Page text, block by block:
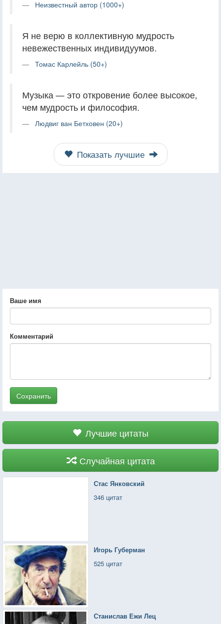
Неизвестный автор (1000+)
Я не верю в коллективную мудрость
невежественных индивидуумов.
Томас Карлейль (50+)
Музыка — это откровение более высокое,
чем мудрость и философия.
Людвиг ван Бетховен (20+)
Показать лучшие
Ваше имя
Комментарий
Сохранить
Лучшие цитаты
Случайная цитата
Стас Янковский
346 цитат
Игорь Губерман
525 цитат
Станислав Ежи Лец